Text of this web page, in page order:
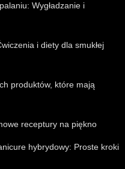
Wygładzanie i
i diety dla smukłej
produktów, które mają
receptury na piękno
hybrydowy: Proste kroki